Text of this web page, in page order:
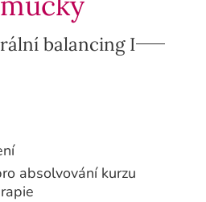
balancing I
absolvování kurzu